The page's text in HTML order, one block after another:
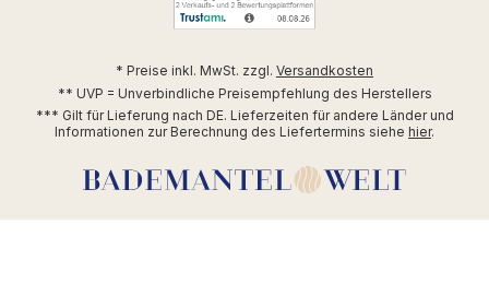
* Preise inkl. MwSt. zzgl. Versandkosten
** UVP = Unverbindliche Preisempfehlung des Herstellers
*** Gilt für Lieferung nach DE. Lieferzeiten für andere Länder und
Informationen zur Berechnung des Liefertermins siehe hier.